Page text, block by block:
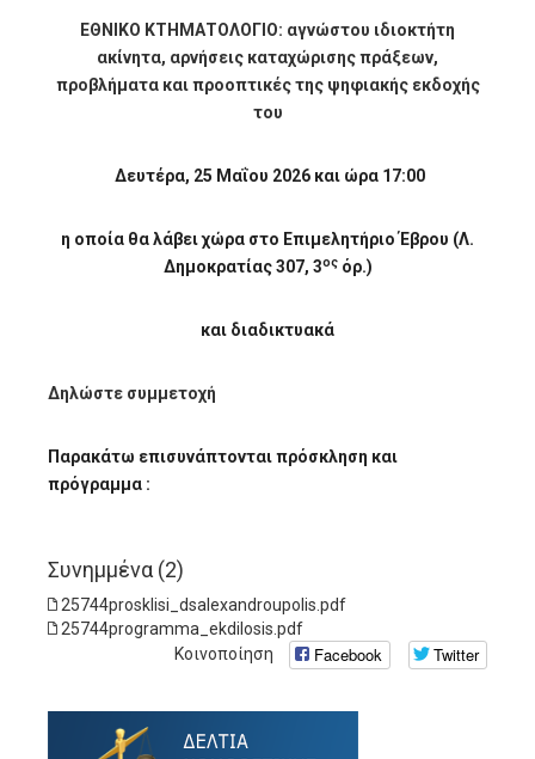
ΕΘΝΙΚΟ ΚΤΗΜΑΤΟΛΟΓΙΟ: αγνώστου ιδιοκτήτη
ακίνητα, αρνήσεις καταχώρισης πράξεων,
προβλήματα και προοπτικές της ψηφιακής εκδοχής
του
Δευτέρα, 25 Μαΐου 2026 και ώρα 17:00
η οποία θα λάβει χώρα στο Επιμελητήριο Έβρου (Λ.
Δημοκρατίας 307, 3οςόρ.)
και διαδικτυακά
Δηλώστε συμμετοχή
Παρακάτω επισυνάπτονται πρόσκληση και
πρόγραμμα :
Συνημμένα (2)
25744prosklisi_dsalexandroupolis.pdf
25744programma_ekdilosis.pdf
Κοινοποίηση
Facebook Twitter